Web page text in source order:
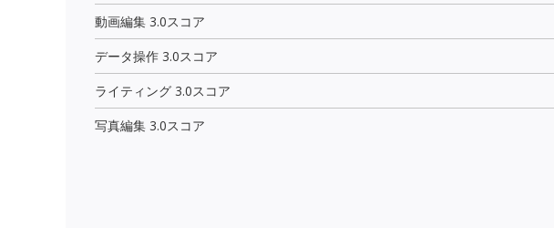
動画編集 3.0スコア
データ操作 3.0スコア
ライティング 3.0スコア
写真編集 3.0スコア